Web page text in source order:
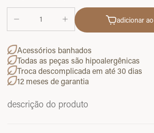
adicionar
Acessórios banhados
Todas as peças são hipoalergênicas
Troca descomplicada em até 30 dias
12 meses de garantia
descrição do produto